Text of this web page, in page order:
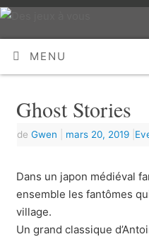
MENU
Ghost Stories
de Gwen mars 20, 2019
Dans un japon médiéval
ensemble les fantômes
village.
Un grand classique